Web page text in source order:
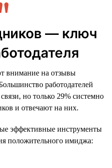
— ключ
внимание на отзывы
работодателей
но только 29% системно
и отвечают на них.
эффективные инструменты
положительного имиджа: